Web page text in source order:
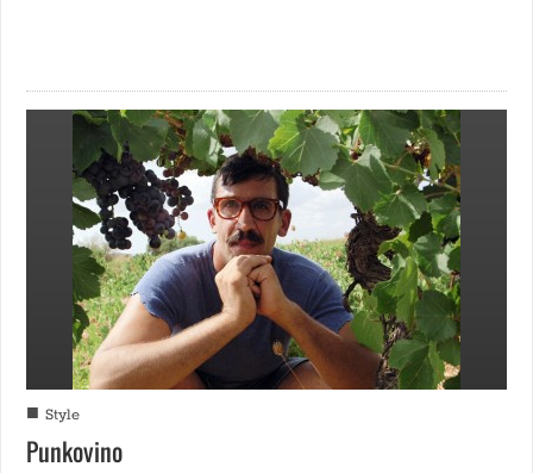
■ Style
Punkovino